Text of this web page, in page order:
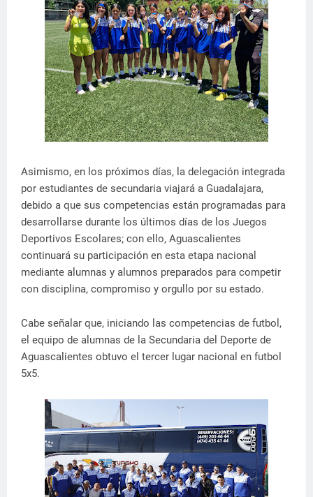
Asimismo, en los próximos días, la delegación integrada
por estudiantes de secundaria viajará a Guadalajara,
debido a que sus competencias están programadas para
desarrollarse durante los últimos días de los Juegos
Deportivos Escolares; con ello, Aguascalientes
continuará su participación en esta etapa nacional
mediante alumnas y alumnos preparados para competir
con disciplina, compromiso y orgullo por su estado.
Cabe señalar que, iniciando las competencias de futbol,
el equipo de alumnas de la Secundaria del Deporte de
Aguascalientes obtuvo el tercer lugar nacional en futbol
5x5.